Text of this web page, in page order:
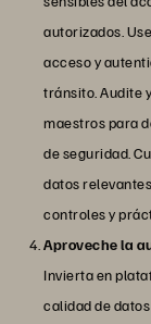
autorizados.
acceso y
tránsito. Audite
maestros para
de seguridad.
datos
controles y
Aproveche la
Invierta en
calidad de